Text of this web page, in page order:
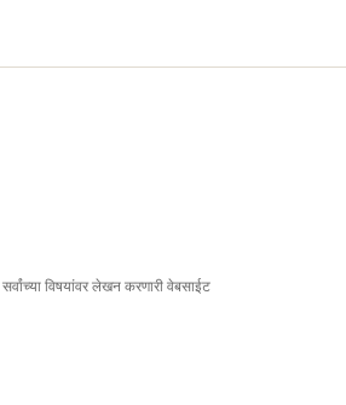
सर्वांच्या विषयांवर लेखन करणारी वेबसाईट